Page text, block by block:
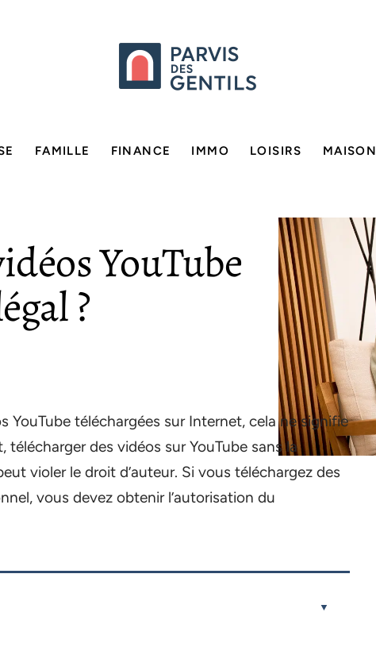
FAMILLE FINANCE IMMO LOISIRS MAISON
YouTube
?
YouTube téléchargées sur Internet, cela ne signifie
télécharger des vidéos sur YouTube sans la
violer le droit d’auteur. Si vous téléchargez des
vous devez obtenir l’autorisation du